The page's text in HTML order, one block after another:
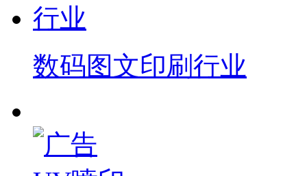
数码图文印刷行业